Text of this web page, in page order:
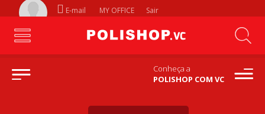
E-mail MY OFFICE Sair
Conheça a
POLISHOP COM VC